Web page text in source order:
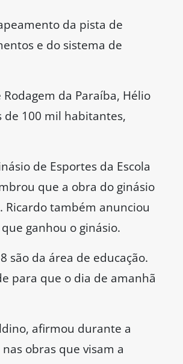
da pista de
e do sistema de
da Paraíba, Hélio
de 100 mil habitantes,
de Esportes da Escola
que a obra do ginásio
Ricardo também anunciou
ganhou o ginásio.
são da área de educação.
para que o dia de amanhã
afirmou durante a
obras que visam a